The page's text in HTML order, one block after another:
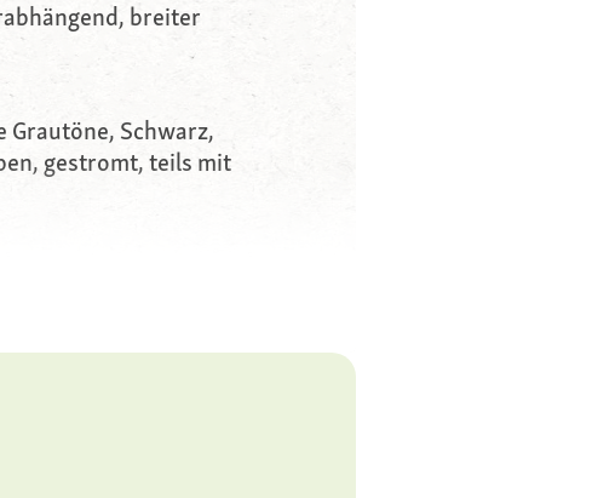
breiter
Grautöne, Schwarz,
gestromt, teils mit
wachsam,